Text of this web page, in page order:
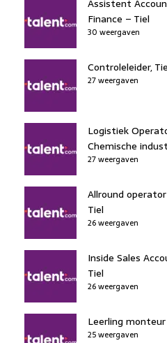
Assistent
Finance – Tiel
30 weergaven
Controleleider,
27 weergaven
Logistiek
Chemische
27 weergaven
Allround
Tiel
26 weergaven
Inside Sales
Tiel
26 weergaven
Leerling
25 weergaven